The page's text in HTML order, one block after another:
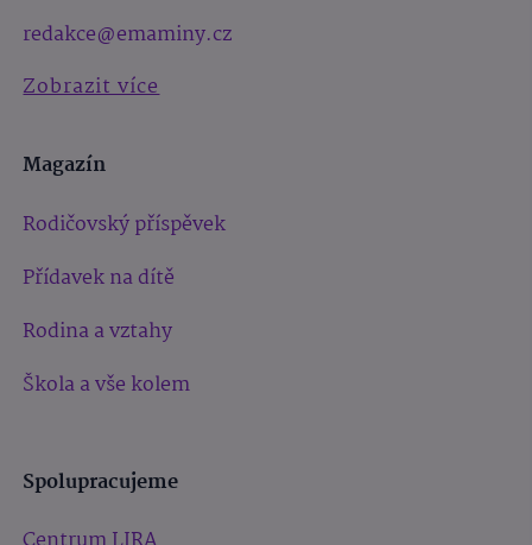
redakce@emaminy.cz
Zobrazit více
Magazín
Rodičovský příspěvek
Přídavek na dítě
Rodina a vztahy
Škola a vše kolem
Spolupracujeme